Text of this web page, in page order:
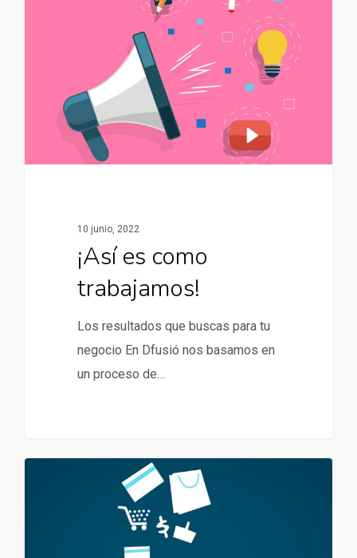
10 junio, 2022
¡Así es como
trabajamos!
Los resultados que buscas para tu
negocio En Dfusió nos basamos en
un proceso de…